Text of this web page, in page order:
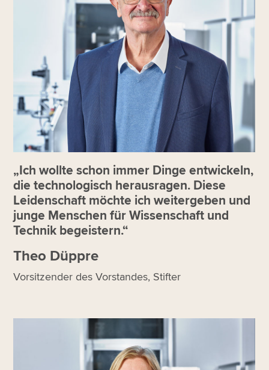
„Ich wollte schon immer Dinge entwickeln,
die technologisch herausragen. Diese
Leidenschaft möchte ich weitergeben und
junge Menschen für Wissenschaft und
Technik begeistern.“
Theo Düppre
Vorsitzender des Vorstandes, Stifter